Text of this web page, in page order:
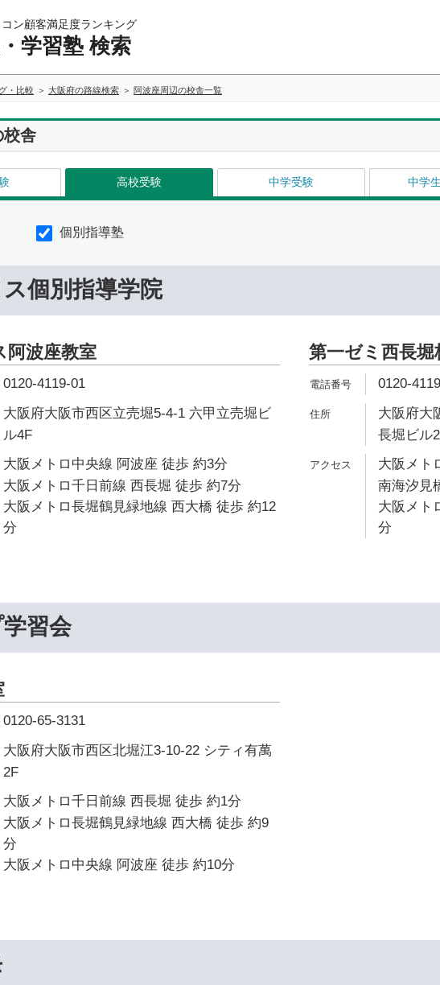
ン顧客満足度ランキング
学習塾 検索
・比較 大阪府の路線検索 阿波座周辺の校舎一覧
校舎
高校受験 中学受験 中学
個別指導塾
個別指導学院
阿波座教室
0120-4119-01
大阪府大阪市西区立売堀5-4-1 六甲立売堀ビ
ル4F
大阪メトロ中央線 阿波座 徒歩 約3分
大阪メトロ千日前線 西長堀 徒歩 約7分
大阪メトロ長堀鶴見緑地線 西大橋 徒歩 約12
分
第一ゼミ西長堀
0120-
大阪府大
長堀ビル
大阪メト
南海汐見
大阪メト
分
習会
0120-65-3131
大阪府大阪市西区北堀江3-10-22 シティ有萬
2F
大阪メトロ千日前線 西長堀 徒歩 約1分
大阪メトロ長堀鶴見緑地線 西大橋 徒歩 約9
分
大阪メトロ中央線 阿波座 徒歩 約10分